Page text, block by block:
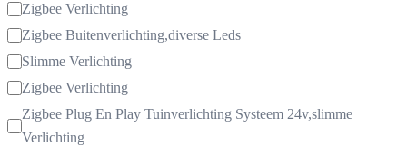
Zigbee Verlichting
Zigbee Buitenverlichting,diverse Leds
Slimme Verlichting
Zigbee Verlichting
Zigbee Plug En Play Tuinverlichting Systeem 24v,slimme
Verlichting